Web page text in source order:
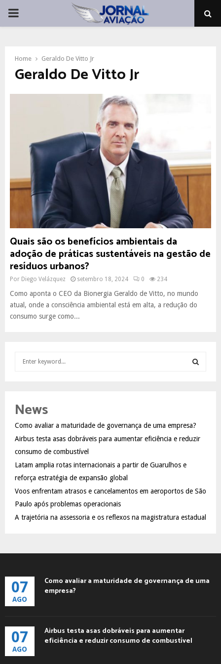
PRIMARY
Home Geraldo De Vitto Jr
Geraldo De Vitto Jr
Quais são os benefícios ambientais da
adoção de práticas sustentáveis na gestão de
resíduos urbanos?
Por Diego Velázquez setembro 18, 2024 0 234
Como aponta o CEO da Bionergia Geraldo de Vitto, no mundo
atual, onde a consciência ambiental está em alta, a redução do
consumo surge como...
h
o
r
:
R
News
Como avaliar a maturidade de governança de uma empresa?
Airbus testa asas dobráveis para aumentar eficiência e reduzir
consumo de combustível
Latam amplia rotas internacionais a partir de Guarulhos e
reforça estratégia de expansão global
Voos enfrentam atrasos e cancelamentos em aeroportos de São
Paulo após problemas operacionais
A trajetória na assessoria e os reflexos na magistratura estadual
07
AGO
Como avaliar a maturidade de governança de uma
empresa?
07
AGO
Airbus testa asas dobráveis para aumentar
eficiência e reduzir consumo de combustível